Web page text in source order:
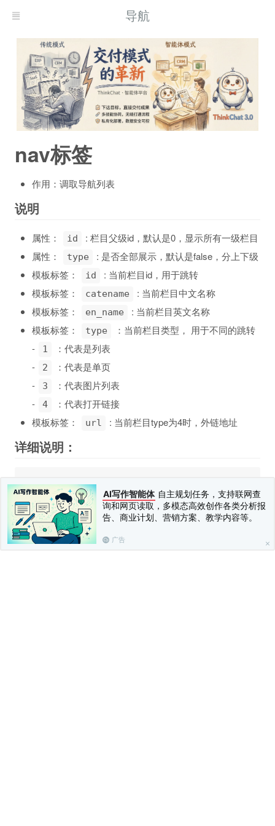
AI写作智能体 自主规划任务，支持联网查
询和网页读取，多模态高效创作各类分析报
告、商业计划、营销方案、教学内容等。
广告
导航
nav标签
作用：调取导航列表
说明
属性： id
: 栏目父级id，默认是0，显示所有一级栏目
属性：
type
: 是否全部展示，默认是false，分上下级
模板标签：
id
: 当前栏目id，用于跳转
模板标签：
catename
: 当前栏目中文名称
模板标签：
en_name
: 当前栏目英文名称
模板标签：
type
：当前栏目类型， 用于不同的跳转
-
1
：代表是列表
-
2
：代表是单页
-
3
：代表图片列表
-
4
：代表打开链接
模板标签：
url : 当前栏目type为4时，外链地址
详细说明：
{volist name=":nav()" id="vo"}
    {$vo.id}
    {$vo.catename}
    {$vo.en_name}
    {$vo.type}
    {$vo.url}